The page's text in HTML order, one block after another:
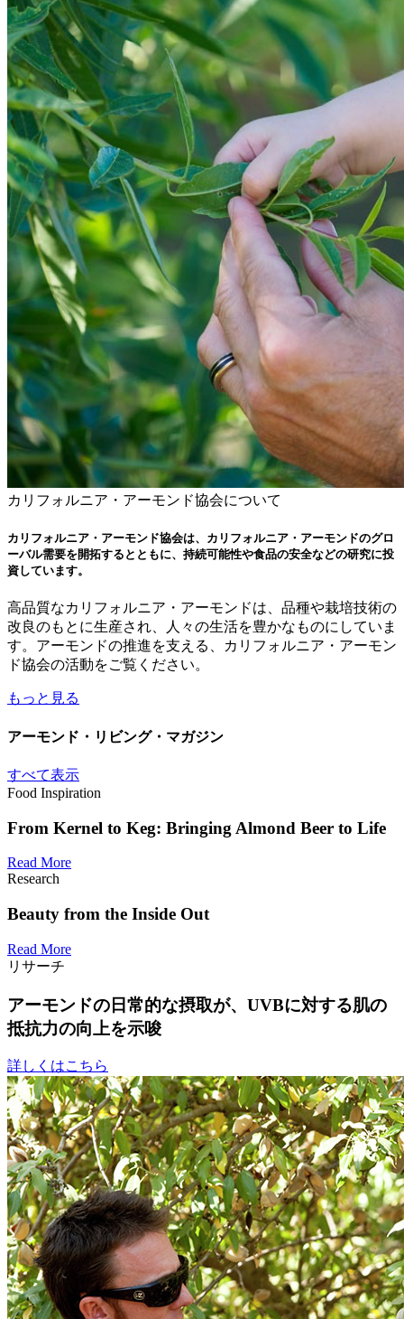
カリフォルニア・アーモンド協会について
カリフォルニア・アーモンド協会は、カリフォルニア・アーモンドのグロ
ーバル需要を開拓するとともに、持続可能性や食品の安全などの研究に投
資しています。
高品質なカリフォルニア・アーモンドは、品種や栽培技術の
改良のもとに生産され、人々の生活を豊かなものにしていま
す。アーモンドの推進を支える、カリフォルニア・アーモン
ド協会の活動をご覧ください。
もっと見る
アーモンド・リビング・マガジン
すべて表示
Food Inspiration
From Kernel to Keg: Bringing Almond Beer to Life
Read More
Research
Beauty from the Inside Out
Read More
リサーチ
アーモンドの日常的な摂取が、UVBに対する肌の
抵抗力の向上を示唆
詳しくはこちら